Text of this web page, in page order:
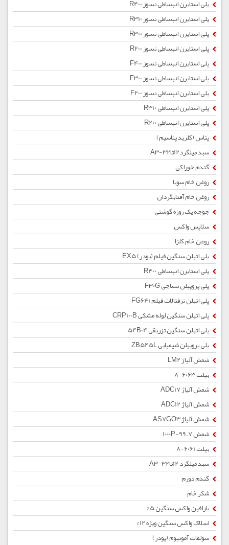
پلی استایرن انبساطی نسوز R400
پلی استایرن انبساطی نسوز R310
پلی استایرن انبساطی نسوز R300
پلی استایرن انبساطی نسوز R200
پلی استایرن انبساطی نسوز F400
پلی استایرن انبساطی نسوز F300
پلی استایرن انبساطی نسوز F200
پلی استایرن انبساطی R310
پلی استایرن انبساطی R200
پتاس (کلرید پتاسیم)
سبد میلگرد12تا32-A3
گندم خوراکی
روغن خام سویا
روغن خام آفتابگردان
جوجه یک روزه گوشتی
سلاپس واکس
روغن خام کلزا
پلی اتیلن سنگین فیلم (پودر) EX5
پلی استایرن انبساطی R400
پلی پروپیلن نساجی F30G
پلی اتیلن ترفتالات فیلم FG641
پلی اتیلن سنگین لوله مشکی CRP100B
پلی اتیلن سنگین تزریقی 54B04
پلی پروپیلن شیمیایی ZB545L
شمش آلیاژ LM2
بیلت 6063-8
شمش آلیاژ ADC17
شمش آلیاژ ADC12
شمش آلیاژ AS7GO3
شمش 1000P-99.7
بیلت 6061-8
سبد میلگرد 12تا32-A3
گندم دورم
شکر خام
پارافین واکس سنگین 5%
اسلاک واکس سنگین ویژه 12%
سولفات آمونیوم (پودر)